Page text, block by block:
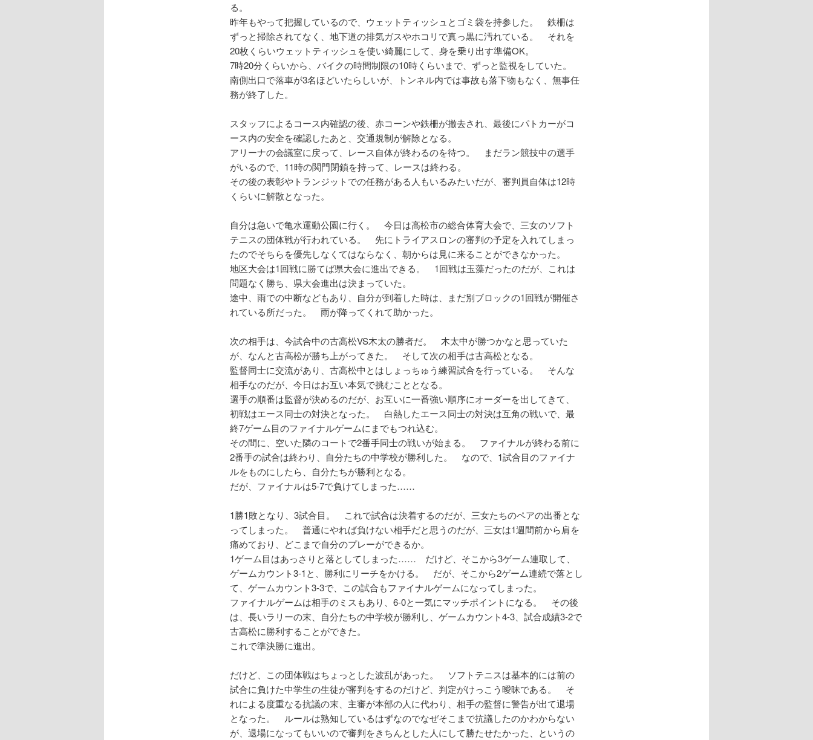
る。
昨年もやって把握しているので、ウェットティッシュとゴミ袋を持参した。 鉄柵は
ずっと掃除されてなく、地下道の排気ガスやホコリで真っ黒に汚れている。 それを
20枚くらいウェットティッシュを使い綺麗にして、身を乗り出す準備OK。
7時20分くらいから、バイクの時間制限の10時くらいまで、ずっと監視をしていた。
南側出口で落車が3名ほどいたらしいが、トンネル内では事故も落下物もなく、無事任
務が終了した。
スタッフによるコース内確認の後、赤コーンや鉄柵が撤去され、最後にパトカーがコ
ース内の安全を確認したあと、交通規制が解除となる。
アリーナの会議室に戻って、レース自体が終わるのを待つ。 まだラン競技中の選手
がいるので、11時の関門閉鎖を持って、レースは終わる。
その後の表彰やトランジットでの任務がある人もいるみたいだが、審判員自体は12時
くらいに解散となった。
自分は急いで亀水運動公園に行く。 今日は高松市の総合体育大会で、三女のソフト
テニスの団体戦が行われている。 先にトライアスロンの審判の予定を入れてしまっ
たのでそちらを優先しなくてはならなく、朝からは見に来ることができなかった。
地区大会は1回戦に勝てば県大会に進出できる。 1回戦は玉藻だったのだが、これは
問題なく勝ち、県大会進出は決まっていた。
途中、雨での中断などもあり、自分が到着した時は、まだ別ブロックの1回戦が開催さ
れている所だった。 雨が降ってくれて助かった。
次の相手は、今試合中の古高松VS木太の勝者だ。 木太中が勝つかなと思っていた
が、なんと古高松が勝ち上がってきた。 そして次の相手は古高松となる。
監督同士に交流があり、古高松中とはしょっちゅう練習試合を行っている。 そんな
相手なのだが、今日はお互い本気で挑むこととなる。
選手の順番は監督が決めるのだが、お互いに一番強い順序にオーダーを出してきて、
初戦はエース同士の対決となった。 白熱したエース同士の対決は互角の戦いで、最
終7ゲーム目のファイナルゲームにまでもつれ込む。
その間に、空いた隣のコートで2番手同士の戦いが始まる。 ファイナルが終わる前に
2番手の試合は終わり、自分たちの中学校が勝利した。 なので、1試合目のファイナ
ルをものにしたら、自分たちが勝利となる。
だが、ファイナルは5-7で負けてしまった……
1勝1敗となり、3試合目。 これで試合は決着するのだが、三女たちのペアの出番とな
ってしまった。 普通にやれば負けない相手だと思うのだが、三女は1週間前から肩を
痛めており、どこまで自分のプレーができるか。
1ゲーム目はあっさりと落としてしまった…… だけど、そこから3ゲーム連取して、
ゲームカウント3-1と、勝利にリーチをかける。 だが、そこから2ゲーム連続で落とし
て、ゲームカウント3-3で、この試合もファイナルゲームになってしまった。
ファイナルゲームは相手のミスもあり、6-0と一気にマッチポイントになる。 その後
は、長いラリーの末、自分たちの中学校が勝利し、ゲームカウント4-3、試合成績3-2で
古高松に勝利することができた。
これで準決勝に進出。
だけど、この団体戦はちょっとした波乱があった。 ソフトテニスは基本的には前の
試合に負けた中学生の生徒が審判をするのだけど、判定がけっこう曖昧である。 そ
れによる度重なる抗議の末、主審が本部の人に代わり、相手の監督に警告が出て退場
となった。 ルールは熟知しているはずなのでなぜそこまで抗議したのかわからない
が、退場になってもいいので審判をきちんとした人にして勝たせたかった、というの